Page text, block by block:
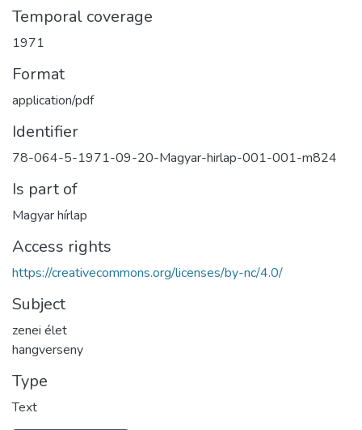
Temporal coverage
1971
Format
application/pdf
Identifier
78-064-5-1971-09-20-Magyar-hirlap-001-001-m824
Is part of
Magyar hírlap
Access rights
https://creativecommons.org/licenses/by-nc/4.0/
Subject
zenei élet
hangverseny
Type
Text